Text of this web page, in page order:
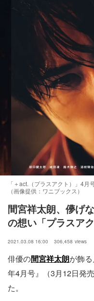
「＋act.（プラスアクト）」4
（画像提供：ワニブックス）
間宮祥太朗、儚げ
の想い「プラスア
2021.03.08 16:00 306,458 views
俳優の間宮祥太朗が飾
年4月号』（3月12日発
た。